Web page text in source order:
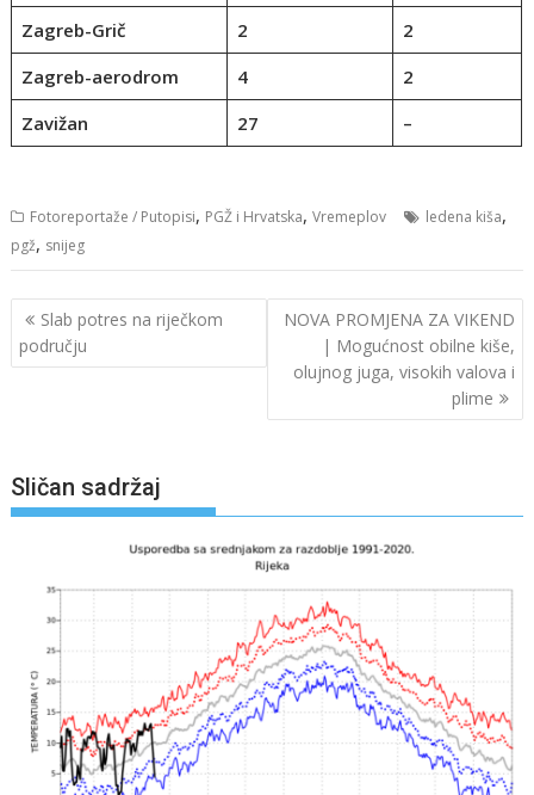
Zagreb-Grič
2
2
Zagreb-aerodrom
4
2
Zavižan
27 –
Fotoreportaže / Putopisi, PGŽ i Hrvatska,Vremeplov ledena kiša,
pgž, snijeg
Navigacija
objava
Slab potres na riječkom
području
NOVA PROMJENA ZA VIKEND
| Mogućnost obilne kiše,
olujnog juga, visokih valova i
plime
Sličan sadržaj